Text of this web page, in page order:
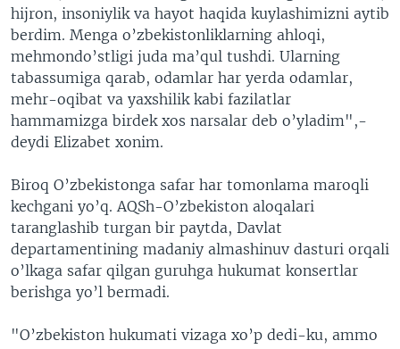
hijron, insoniylik va hayot haqida kuylashimizni aytib
berdim. Menga o’zbekistonliklarning ahloqi,
mehmondo’stligi juda ma’qul tushdi. Ularning
tabassumiga qarab, odamlar har yerda odamlar,
mehr-oqibat va yaxshilik kabi fazilatlar
hammamizga birdek xos narsalar deb o’yladim",-
deydi Elizabet xonim.
Biroq O’zbekistonga safar har tomonlama maroqli
kechgani yo’q. AQSh-O’zbekiston aloqalari
taranglashib turgan bir paytda, Davlat
departamentining madaniy almashinuv dasturi orqali
o’lkaga safar qilgan guruhga hukumat konsertlar
berishga yo’l bermadi.
"O’zbekiston hukumati vizaga xo’p dedi-ku, ammo